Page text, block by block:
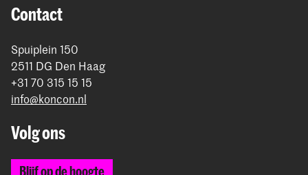
Contact
Spuiplein 150
2511 DG Den Haag
+31 70 315 15 15
info@koncon.nl
Volg ons
Blijf op de hoogte